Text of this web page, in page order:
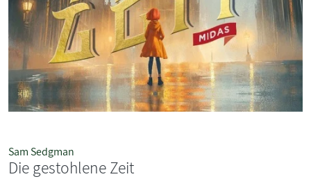
Sam Sedgman
Die gestohlene Zeit